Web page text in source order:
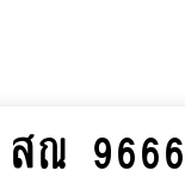
Add
to
สณ 9666